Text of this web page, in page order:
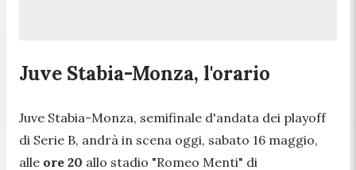
Juve Stabia-Monza, l'orario
Juve Stabia-Monza, semifinale d'andata dei playoff
di Serie B, andrà in scena oggi, sabato 16 maggio,
alle ore 20 allo stadio "Romeo Menti" di